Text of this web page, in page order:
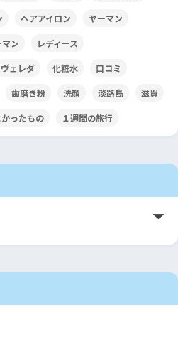
ヘアアイロン ヤーマン
マン レディース
ヴェレダ 化粧水 口コミ
歯磨き粉 洗顔 淡路島 滋賀
ったもの １週間の旅行